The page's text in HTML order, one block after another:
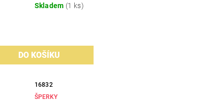
Skladem (1 ks)
16832
ŠPERKY